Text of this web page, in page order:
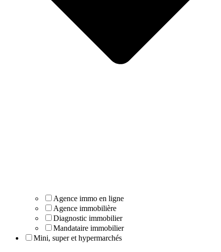
Agence immo en ligne
Agence immobilière
Diagnostic immobilier
Mandataire immobilier
Mini, super et hypermarchés